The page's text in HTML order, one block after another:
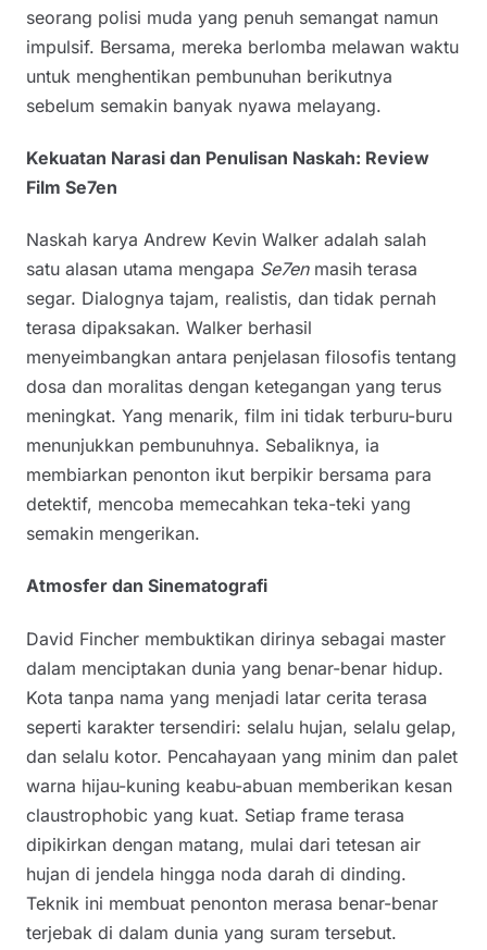
seorang polisi muda yang penuh semangat namun
impulsif. Bersama, mereka berlomba melawan waktu
untuk menghentikan pembunuhan berikutnya
sebelum semakin banyak nyawa melayang.
Kekuatan Narasi dan Penulisan Naskah: Review
Film Se7en
Naskah karya Andrew Kevin Walker adalah salah
satu alasan utama mengapa Se7enmasih terasa
segar. Dialognya tajam, realistis, dan tidak pernah
terasa dipaksakan. Walker berhasil
menyeimbangkan antara penjelasan filosofis tentang
dosa dan moralitas dengan ketegangan yang terus
meningkat. Yang menarik, film ini tidak terburu-buru
menunjukkan pembunuhnya. Sebaliknya, ia
membiarkan penonton ikut berpikir bersama para
detektif, mencoba memecahkan teka-teki yang
semakin mengerikan.
Atmosfer dan Sinematografi
David Fincher membuktikan dirinya sebagai master
dalam menciptakan dunia yang benar-benar hidup.
Kota tanpa nama yang menjadi latar cerita terasa
seperti karakter tersendiri: selalu hujan, selalu gelap,
dan selalu kotor. Pencahayaan yang minim dan palet
warna hijau-kuning keabu-abuan memberikan kesan
claustrophobic yang kuat. Setiap frame terasa
dipikirkan dengan matang, mulai dari tetesan air
hujan di jendela hingga noda darah di dinding.
Teknik ini membuat penonton merasa benar-benar
terjebak di dalam dunia yang suram tersebut.